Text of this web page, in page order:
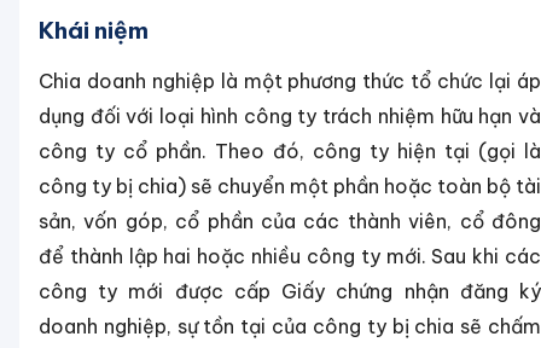
Khái niệm
Chia doanh nghiệp là một phương thức tổ chức lại áp
dụng đối với loại hình công ty trách nhiệm hữu hạn và
công ty cổ phần. Theo đó, công ty hiện tại (gọi là
công ty bị chia) sẽ chuyển một phần hoặc toàn bộ tài
sản, vốn góp, cổ phần của các thành viên, cổ đông
để thành lập hai hoặc nhiều công ty mới. Sau khi các
công ty mới được cấp Giấy chứng nhận đăng ký
doanh nghiệp, sự tồn tại của công ty bị chia sẽ chấm